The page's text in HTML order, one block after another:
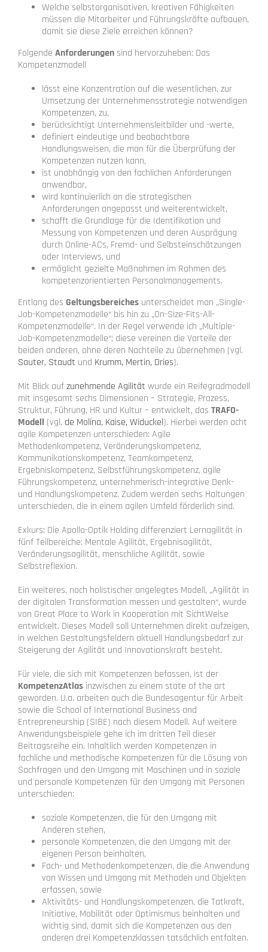
Welche selbstorganisativen, kreativen Fähigkeiten
müssen die Mitarbeiter und Führungskräfte aufbauen,
damit sie diese Ziele erreichen können?
Folgende Anforderungen sind hervorzuheben: Das
Kompetenzmodell
lässt eine Konzentration auf die wesentlichen, zur
Umsetzung der Unternehmensstrategie notwendigen
Kompetenzen, zu,
berücksichtigt Unternehmensleitbilder und -werte,
definiert eindeutige und beobachtbare
Handlungsweisen, die man für die Überprüfung der
Kompetenzen nutzen kann,
ist unabhängig von den fachlichen Anforderungen
anwendbar,
wird kontinuierlich an die strategischen
Anforderungen angepasst und weiterentwickelt,
schafft die Grundlage für die Identifikation und
Messung von Kompetenzen und deren Ausprägung
durch Online-ACs, Fremd- und Selbsteinschätzungen
oder Interviews, und
ermöglicht gezielte Maßnahmen im Rahmen des
kompetenzorientierten Personalmanagements.
Entlang des Geltungsbereiches unterscheidet man „Single-
Job-Kompetenzmodelle“ bis hin zu „On-Size-Fits-All-
Kompetenzmodelle“. In der Regel verwende ich „Multiple-
Job-Kompetenzmodelle“; diese vereinen die Vorteile der
beiden anderen, ohne deren Nachteile zu übernehmen (vgl.
Sauter, Staudt und Krumm, Mertin, Dries).
Mit Blick aufzunehmende Agilität wurde ein Reifegradmodell
mit insgesamt sechs Dimensionen – Strategie, Prozess,
Struktur, Führung, HR und Kultur – entwickelt, das TRAFO-
Modell (vgl. de Molina, Kaise, Widuckel). Hierbei werden acht
agile Kompetenzen unterschieden: Agile
Methodenkompetenz, Veränderungskompetenz,
Kommunikationskompetenz, Teamkompetenz,
Ergebniskompetenz, Selbstführungskompetenz, agile
Führungskompetenz, unternehmerisch-integrative Denk-
und Handlungskompetenz. Zudem werden sechs Haltungen
unterschieden, die in einem agilen Umfeld förderlich sind.
Exkurs: Die Apollo-Optik Holding differenziert Lernagilität in
fünf Teilbereiche: Mentale Agilität, Ergebnisagilität,
Veränderungsagilität, menschliche Agilität, sowie
Selbstreflexion.
Ein weiteres, noch holistischer angelegtes Modell, „Agilität in
der digitalen Transformation messen und gestalten“, wurde
von Great Place to Work in Kooperation mit SichtWeise
entwickelt. Dieses Modell soll Unternehmen direkt aufzeigen,
in welchen Gestaltungsfeldern aktuell Handlungsbedarf zur
Steigerung der Agilität und Innovationskraft besteht.
Für viele, die sich mit Kompetenzen befassen, ist der
KompetenzAtlas inzwischen zu einem state of the art
geworden. U.a. arbeiten auch die Bundesagentur für Arbeit
sowie die School of International Business and
Entrepreneurship (SIBE) nach diesem Modell. Auf weitere
Anwendungsbeispiele gehe ich im dritten Teil dieser
Beitragsreihe ein. Inhaltlich werden Kompetenzen in
fachliche und methodische Kompetenzen für die Lösung von
Sachfragen und den Umgang mit Maschinen und in soziale
und personale Kompetenzen für den Umgang mit Personen
unterschieden:
soziale Kompetenzen, die für den Umgang mit
Anderen stehen,
personale Kompetenzen, die den Umgang mit der
eigenen Person beinhalten,
Fach- und Methodenkompetenzen, die die Anwendung
von Wissen und Umgang mit Methoden und Objekten
erfassen, sowie
Aktivitäts- und Handlungskompetenzen, die Tatkraft,
Initiative, Mobilität oder Optimismus beinhalten und
wichtig sind, damit sich die Kompetenzen aus den
anderen drei Kompetenzklassen tatsächlich entfalten.